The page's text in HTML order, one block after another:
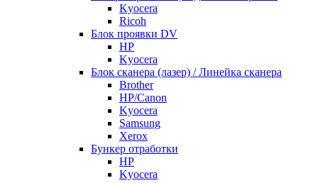
Kyocera
Ricoh
Блок проявки DV
HP
Kyocera
Блок сканера (лазер) / Линейка сканера
Brother
HP/Canon
Kyocera
Samsung
Xerox
Бункер отработки
HP
Kyocera